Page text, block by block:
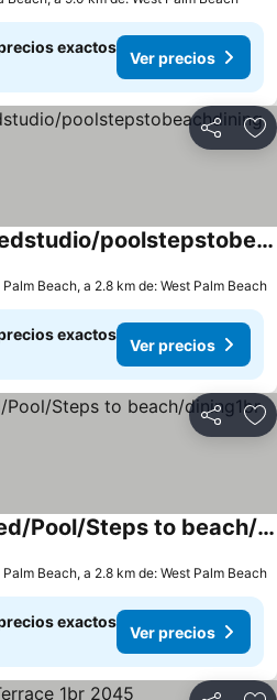
exactos
Ver precios
Compartir
Just Listed Renovatedstudio/poolstepstobeachdining
Palm Beach, a 2.8 km de: West Palm Beach
exactos
Ver precios
Compartir
JustListed/Renovated/Pool/Steps to beach/dining1br
Palm Beach, a 2.8 km de: West Palm Beach
exactos
Ver precios